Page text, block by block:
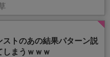
ストのあの結果パターン説
しまうｗｗｗ